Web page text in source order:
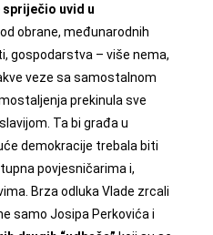
spriječio uvid u
obrane, međunarodnih
gospodarstva – više nema,
veze sa samostalnom
prekinula sve
Ta bi građa u
demokracije trebala biti
povjesničarima i,
Brza odluka Vlade zrcali
samo Josipa Perkovića i